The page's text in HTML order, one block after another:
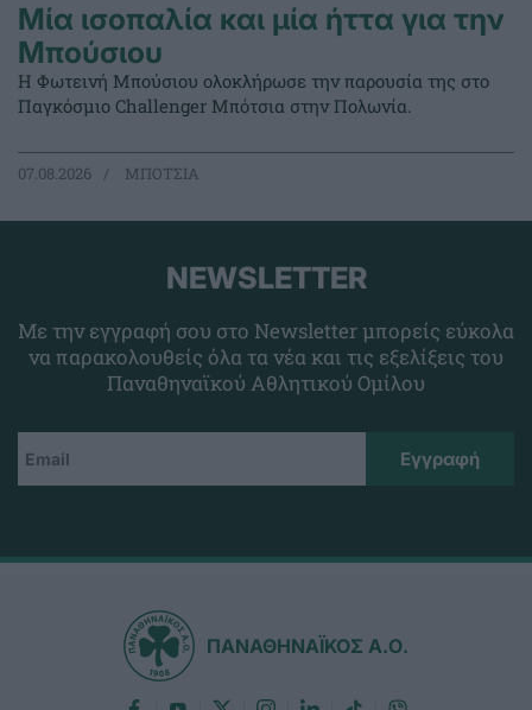
Μία ισοπαλία και μία ήττα για την
Μπούσιου
Η Φωτεινή Μπούσιου ολοκλήρωσε την παρουσία της στο
Παγκόσμιο Challenger Μπότσια στην Πολωνία.
07.08.2026 ΜΠΟΤΣΙΑ
NEWSLETTER
Με την εγγραφή σου στο Newsletter μπορείς εύκολα
να παρακολουθείς όλα τα νέα και τις εξελίξεις του
Παναθηναϊκού Αθλητικού Ομίλου
ΠΑΝΑΘΗΝΑΪΚΟΣ Α.Ο.